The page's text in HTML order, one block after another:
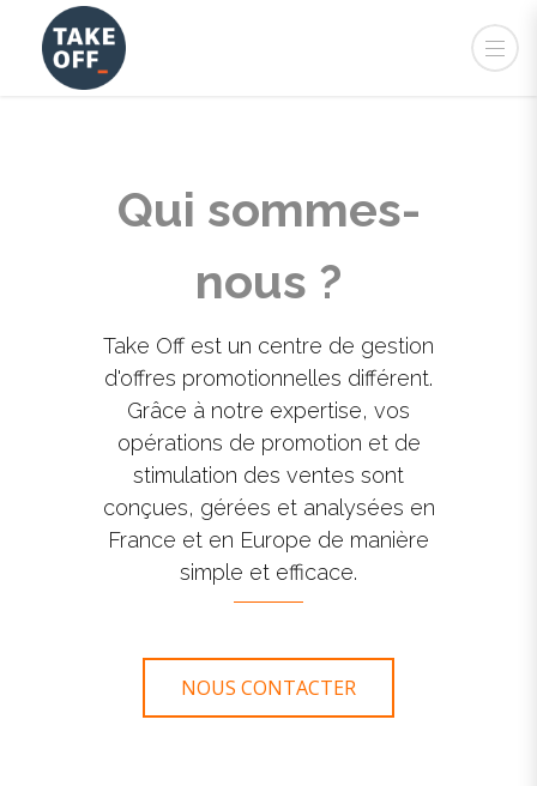
Qui sommes-
nous ?
Take Off est un centre de gestion
d'offres promotionnelles différent.
Grâce à notre expertise, vos
opérations de promotion et de
stimulation des ventes sont
conçues, gérées et analysées en
France et en Europe de manière
simple et efficace.
NOUS CONTACTER